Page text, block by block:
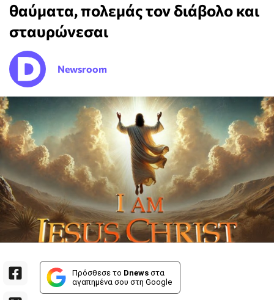
θαύματα, πολεμάς τον διάβολο και
σταυρώνεσαι
Newsroom
Πρόσθεσε το Dnews στα
αγαπημένα σου στη Google